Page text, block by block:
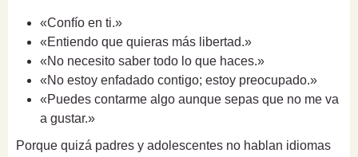
«Confío en ti.»
«Entiendo que quieras más libertad.»
«No necesito saber todo lo que haces.»
«No estoy enfadado contigo; estoy preocupado.»
«Puedes contarme algo aunque sepas que no me va
a gustar.»
Porque quizá padres y adolescentes no hablan idiomas